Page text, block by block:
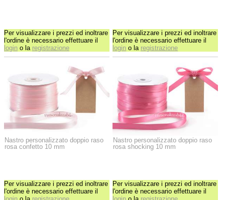
Per visualizzare i prezzi ed inoltrare
l'ordine è necessario effettuare il
login o la registrazione
Per visualizzare i prezzi ed inoltrare
l'ordine è necessario effettuare il
login o la registrazione
Nastro personalizzato doppio raso
rosa confetto 10 mm
Per visualizzare i prezzi ed inoltrare
l'ordine è necessario effettuare il
Nastro personalizzato doppio raso
rosa shocking 10 mm
Per visualizzare i prezzi ed inoltrare
l'ordine è necessario effettuare il